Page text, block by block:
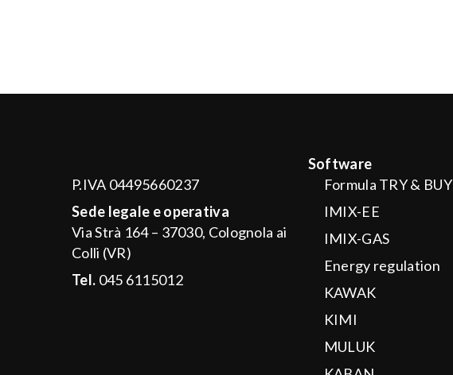
P.IVA 04495660237
Sede legale e operativa
Via Strà 164 – 37030, Colognola ai
Colli (VR)
Tel. 045 6115012
Software
Formula TRY & BUY
IMIX-EE
IMIX-GAS
Energy regulation
KAWAK
KIMI
MULUK